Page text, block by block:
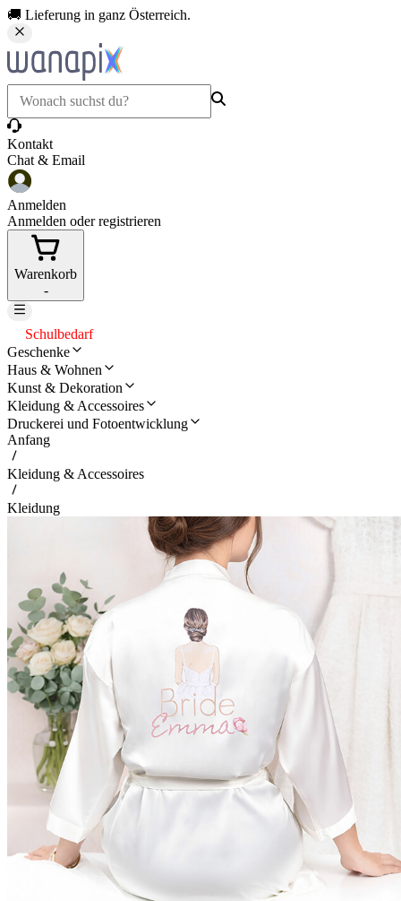
🚚 Lieferung in ganz Österreich.
Kontakt
Chat & Email
Anmelden
Anmelden oder registrieren
Warenkorb
-
Schulbedarf
Geschenke
Haus & Wohnen
Kunst & Dekoration
Kleidung & Accessoires
Druckerei und Fotoentwicklung
Anfang
Kleidung & Accessoires
Kleidung